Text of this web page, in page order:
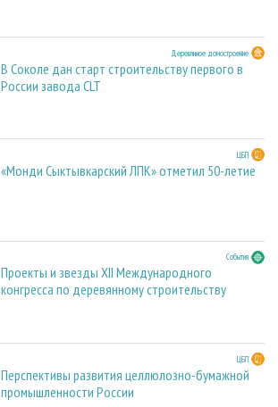
Деревянное домостроение
В Соколе дан старт строительству первого в
России завода CLT
ЦБП
«Монди Сыктывкарский ЛПК» отметил 50-летие
События
Проекты и звезды XII Международного
конгресса по деревянному строительству
ЦБП
Перспективы развития целлюлозно-бумажной
промышленности России